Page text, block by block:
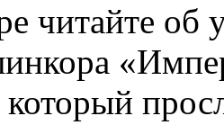
читайте об